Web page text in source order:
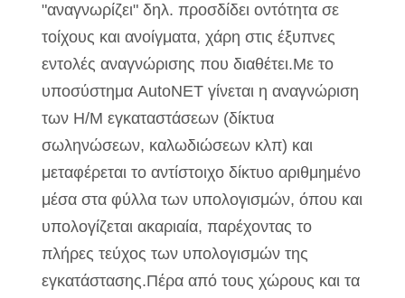
"αναγνωρίζει" δηλ. προσδίδει οντότητα σε
τοίχους και ανοίγματα, χάρη στις έξυπνες
εντολές αναγνώρισης που διαθέτει.Με το
υποσύστημα AutoNET γίνεται η αναγνώριση
των Η/Μ εγκαταστάσεων (δίκτυα
σωληνώσεων, καλωδιώσεων κλπ) και
μεταφέρεται το αντίστοιχο δίκτυο αριθμημένο
μέσα στα φύλλα των υπολογισμών, όπου και
υπολογίζεται ακαριαία, παρέχοντας το
πλήρες τεύχος των υπολογισμών της
εγκατάστασης.Πέρα από τους χώρους και τα